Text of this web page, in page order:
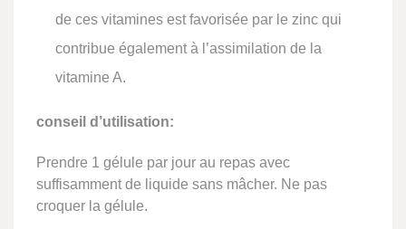
de ces vitamines est favorisée par le zinc qui
contribue également à l’assimilation de la
vitamine A.
conseil d’utilisation:
Prendre 1 gélule par jour au repas avec
suffisamment de liquide sans mâcher. Ne pas
croquer la gélule.